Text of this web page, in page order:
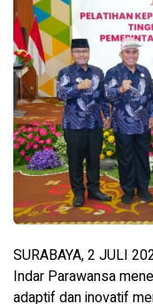
SURABAYA, 2 JULI
Indar Parawansa
adaptif dan inovatif